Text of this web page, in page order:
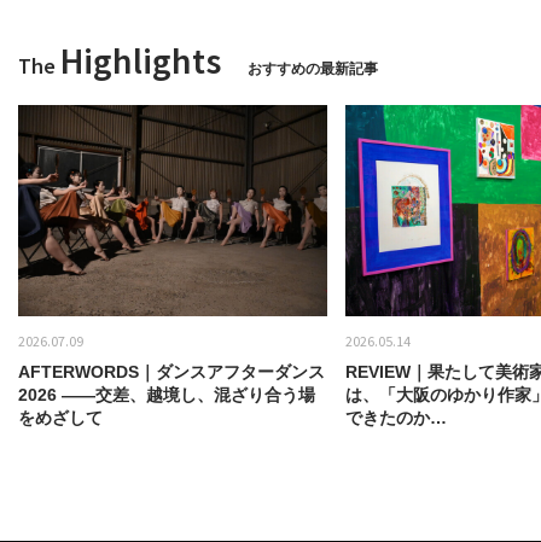
The Highlights おすすめの最新記事
2026.07.09
AFTERWORDS｜ダンスアフターダンス
2026 ——交差、越境し、混ざり合う場
をめざして
2026.05.14
REVIEW｜果たして美術
は、「大阪のゆかり作家
できたのか…